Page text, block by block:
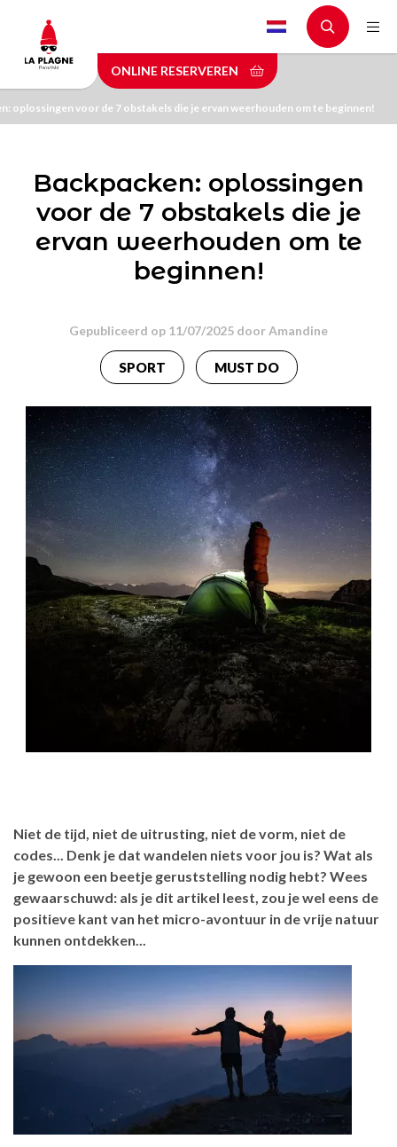
main
content
ONLINE RESERVEREN
oplossingen voor de 7 obstakels die je ervan weerhouden om te beginnen!
Backpacken: oplossingen
voor de 7 obstakels die je
ervan weerhouden om te
beginnen!
Gepubliceerd op 11/07/2025 doorAmandine
SPORT MUST DO
Niet de tijd, niet de uitrusting, niet de vorm, niet de
codes... Denk je dat wandelen niets voor jou is? Wat als
je gewoon een beetje geruststelling nodig hebt? Wees
gewaarschuwd: als je dit artikel leest, zou je wel eens de
positieve kant van het micro-avontuur in de vrije natuur
kunnen ontdekken...